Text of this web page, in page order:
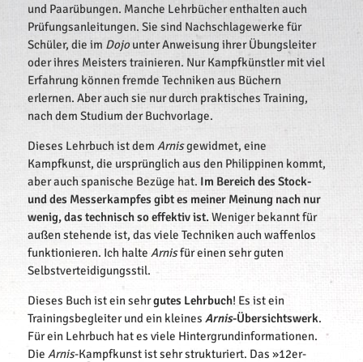
und Paarübungen. Manche Lehrbücher enthalten auch
Prüfungsanleitungen. Sie sind Nachschlagewerke für
Schüler, die im Dojounter Anweisung ihrer Übungsleiter
oder ihres Meisters trainieren. Nur Kampfkünstler mit viel
Erfahrung können fremde Techniken aus Büchern
erlernen. Aber auch sie nur durch praktisches Training,
nach dem Studium der Buchvorlage.
Dieses Lehrbuch ist dem Arnisgewidmet, eine
Kampfkunst, die ursprünglich aus den Philippinen kommt,
aber auch spanische Bezüge hat. Im Bereich des Stock-
und des Messerkampfes gibt es meiner Meinung nach nur
wenig, das technisch so effektiv ist.Weniger bekannt für
außen stehende ist, das viele Techniken auch waffenlos
funktionieren. Ich halte Arnisfür einen sehr guten
Selbstverteidigungsstil.
Dieses Buch ist ein sehrgutes Lehrbuch! Es ist ein
Trainingsbegleiter und ein kleines Arnis-Übersichtswerk.
Für ein Lehrbuch hat es viele Hintergrundinformationen.
Die Arnis-Kampfkunst ist sehr strukturiert. Das »12er-